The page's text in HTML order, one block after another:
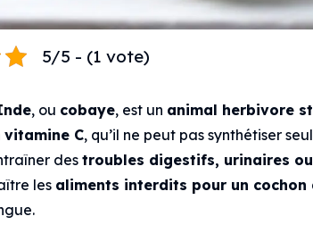
5/5 - (1 vote)
, ou cobaye, est un animal herbivore
vitamine C, qu’il ne peut pas synthétiser
destroubles digestifs, urinaires
les aliments interdits pour un cochon